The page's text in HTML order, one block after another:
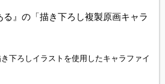
る』の「描き下ろし複製原画キャラ
下ろしイラストを使用したキャラファイ